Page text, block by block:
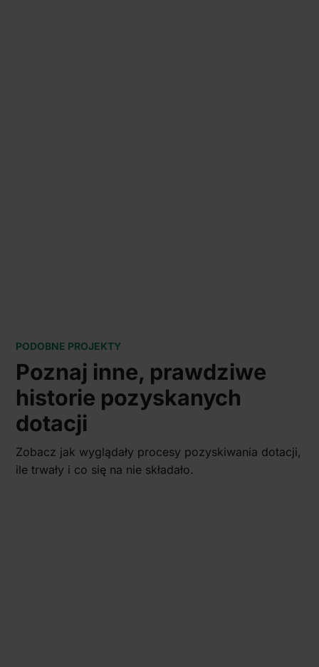
PODOBNE PROJEKTY
Poznaj inne, prawdziwe
historie pozyskanych
dotacji
Zobacz jak wyglądały procesy pozyskiwania dotacji,
ile trwały i co się na nie składało.